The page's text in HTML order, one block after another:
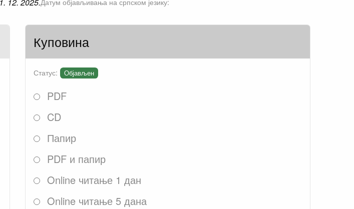
Датум објављивања на српском језику:
Куповина
Статус: Објављен
PDF
CD
Папир
PDF и папир
Online читање 1 дан
Online читање 5 дана